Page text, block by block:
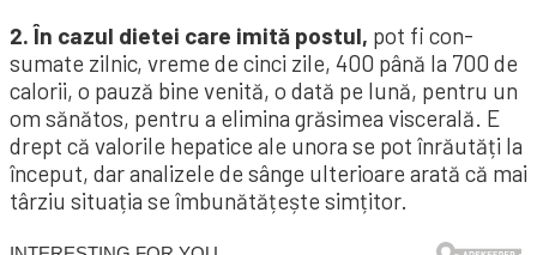
2. În cazul dietei care imită postul, pot fi con­
sumate zilnic, vreme de cinci zile, 400 până la 700 de
calorii, o pauză bine venită, o dată pe lună, pen­tru un
om sănătos, pentru a elimina grăsimea visce­rală. E
drept că valorile hepatice ale unora se pot în­rău­tăți la
început, dar analizele de sânge ulteri­oare arată că mai
târziu situația se îmbunătățește simțitor.